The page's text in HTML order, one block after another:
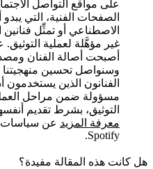
على مواقع التواصل
الصفحات الفنية، التي
الاصطناعي أو تمثِّل
غير مؤهَّلة لعملية
أصبحت أصالة الفنان
وسنواصل تحسين منهجيتنا
الفنانون الذين
مسؤولة ضمن مراحل
التوثيق، بشرط تقديم
معرفة المزيد عن سياسات
Spotify.
هل كانت هذه المقالة مفيدة؟